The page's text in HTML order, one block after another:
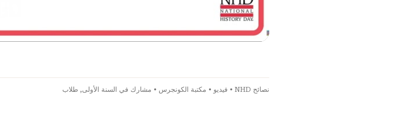
نصائح NHD • فيديو • مكتبة الكونجرس • مشارك في السنة الأولى, طلاب